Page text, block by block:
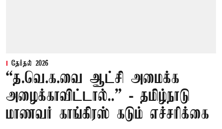
தேர்தல் 2026
“த.வெ.க.வை ஆட்சி அமைக்க
அழைக்காவிட்டால்..” - தமிழ்நாடு
மாணவர் காங்கிரஸ் கடும் எச்சரிக்கை